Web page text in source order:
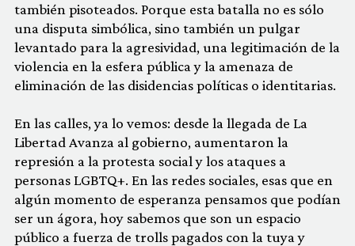
también pisoteados. Porque esta batalla no es sólo
una disputa simbólica, sino también un pulgar
levantado para la agresividad, una legitimación de la
violencia en la esfera pública y la amenaza de
eliminación de las disidencias políticas o identitarias.
En las calles, ya lo vemos: desde la llegada de La
Libertad Avanza al gobierno, aumentaron la
represión a la protesta social y los ataques a
personas LGBTQ+. En las redes sociales, esas que en
algún momento de esperanza pensamos que podían
ser un ágora, hoy sabemos que son un espacio
público a fuerza de trolls pagados con la tuya y